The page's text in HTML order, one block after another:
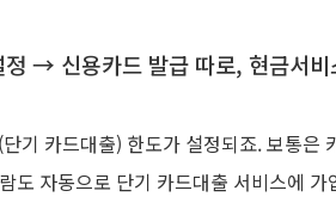
→ 신용카드 발급 따로, 현금서
기 카드대출) 한도가 설정되죠. 보통은
도 자동으로 단기 카드대출 서비스에